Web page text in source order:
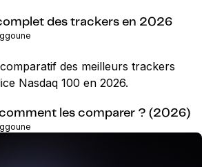
complet des trackers en 2026
comment les comparer ? (2026)